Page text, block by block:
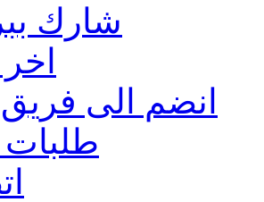
شارك
اخر
انضم الى
طلبات